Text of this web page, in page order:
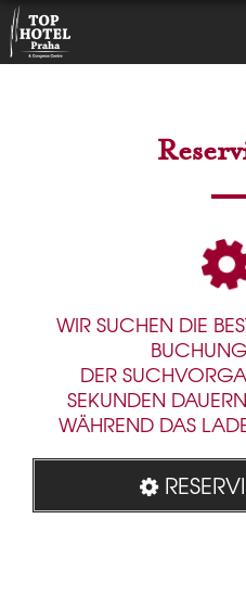
WIR SUCHEN DIE
DER
SEKUNDEN
WÄHREND DAS